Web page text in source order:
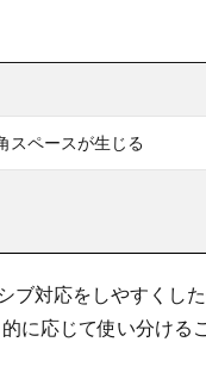
ティ
スペースが生じる
ブ対応をしやすくした
に応じて使い分ける